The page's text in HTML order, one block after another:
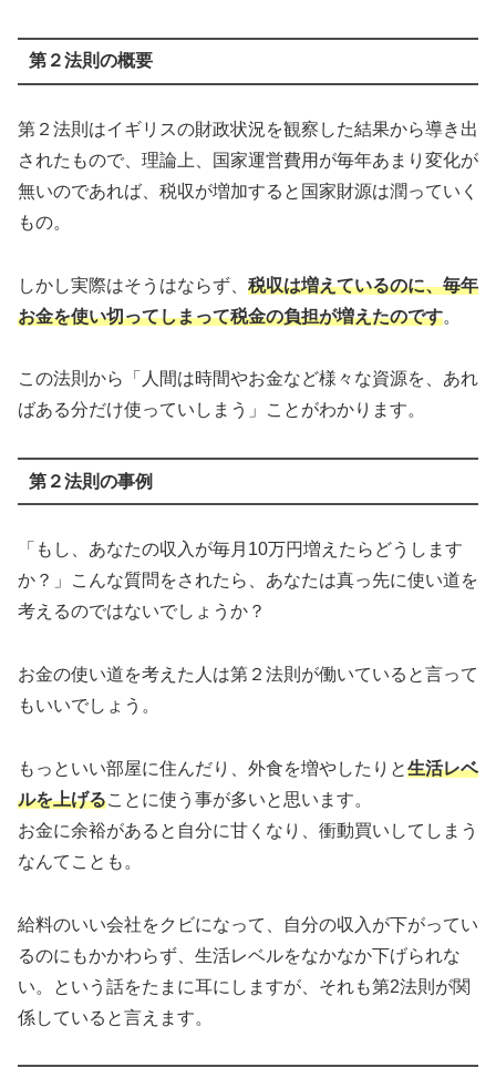
第２法則の概要
第２法則はイギリスの財政状況を観察した結果から導き出
されたもので、理論上、国家運営費用が毎年あまり変化が
無いのであれば、税収が増加すると国家財源は潤っていく
もの。
しかし実際はそうはならず、 税収は増えているのに、毎年
お金を使い切ってしまって税金の負担が増えたのです。
この法則から「人間は時間やお金など様々な資源を、あれ
ばある分だけ使っていしまう」ことがわかります。
第２法則の事例
「もし、あなたの収入が毎月10万円増えたらどうします
か？」こんな質問をされたら、あなたは真っ先に使い道を
考えるのではないでしょうか？
お金の使い道を考えた人は第２法則が働いていると言って
もいいでしょう。
もっといい部屋に住んだり、外食を増やしたりと生活レベ
ルを上げることに使う事が多いと思います。
お金に余裕があると自分に甘くなり、衝動買いしてしまう
なんてことも。
給料のいい会社をクビになって、自分の収入が下がってい
るのにもかかわらず、生活レベルをなかなか下げられな
い。という話をたまに耳にしますが、それも第2法則が関
係していると言えます。